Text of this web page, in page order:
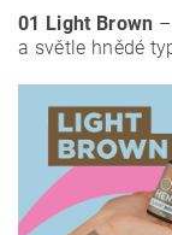
01 Light Brown
a světle hnědé